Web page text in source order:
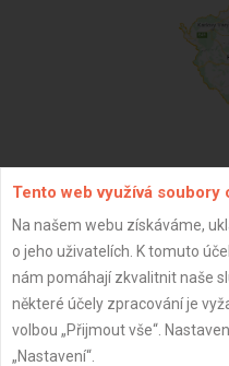
Aktualizováno z portálu
Tento web využívá soubory
Na našem webu získáváme,
o jeho uživatelích. K tomuto
nám pomáhají zkvalitnit naše
některé účely zpracování je
volbou „Přijmout vše“.
„Nastavení“.